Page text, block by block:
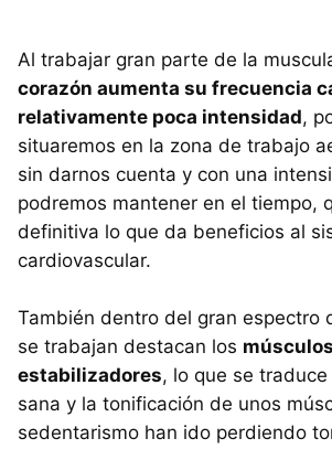
Al trabajar gran parte de la
corazón aumenta su frecuencia
relativamente poca intensidad,
situaremos en la zona de trabajo
sin darnos cuenta y con una
podremos mantener en el tiempo,
definitiva lo que da beneficios al
cardiovascular.
También dentro del gran espectro
se trabajan destacan los
estabilizadores, lo que se
sana y la tonificación de unos
sedentarismo han ido perdiendo